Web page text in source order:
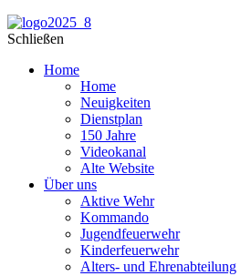
Schließen
Home
Home
Neuigkeiten
Dienstplan
150 Jahre
Videokanal
Alte Website
Über uns
Aktive Wehr
Kommando
Jugendfeuerwehr
Kinderfeuerwehr
Alters- und Ehrenabteilung